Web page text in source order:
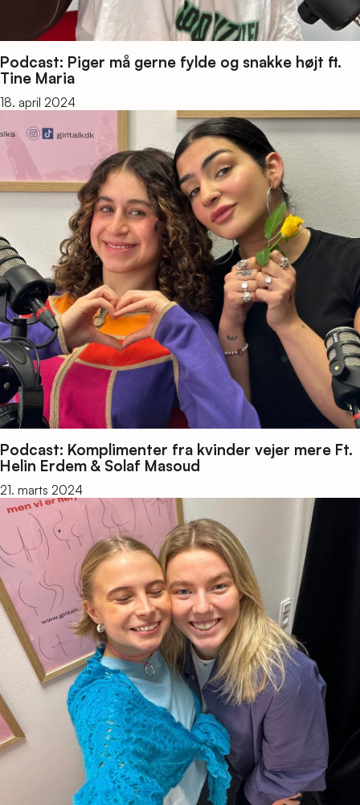
Podcast: Piger må gerne fylde og snakke højt ft.
Tine Maria
18. april 2024
Podcast: Komplimenter fra kvinder vejer mere Ft.
Helin Erdem & Solaf Masoud
21. marts 2024